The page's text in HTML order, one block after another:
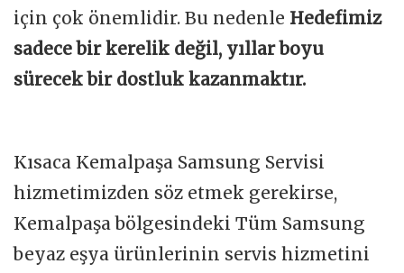
için çok önemlidir. Bu nedenle Hedefimiz
sadece bir kerelik değil, yıllar boyu
sürecek bir dostluk kazanmaktır.
Kısaca Kemalpaşa Samsung Servisi
hizmetimizden söz etmek gerekirse,
Kemalpaşa bölgesindeki Tüm Samsung
beyaz eşya ürünlerinin servis hizmetini